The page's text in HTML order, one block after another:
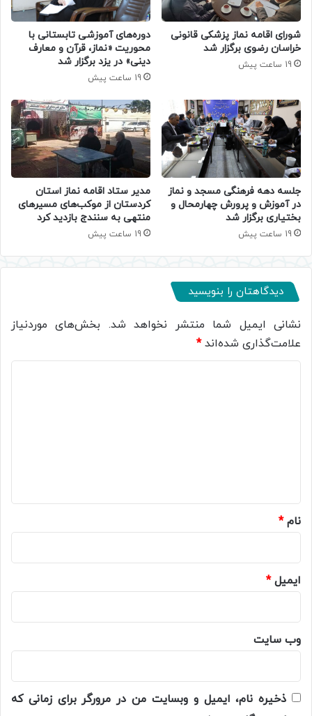
شورای اقامه نماز پزشکی قانونی
خراسان رضوی برگزار شد
19 ساعت پیش
دوره‌های آموزشی تابستانی با
محوریت «نماز، قرآن و معارف
دینی» در یزد برگزار شد
19 ساعت پیش
جلسه دهه فرهنگی مسجد و نماز
در آموزش و پرورش چهارمحال و
بختیاری برگزار شد
19 ساعت پیش
مدیر ستاد اقامه نماز استان
کردستان از موکب‌های مسیرهای
منتهی به سنندج بازدید کرد
19 ساعت پیش
دیدگاهتان را بنویسید
نشانی ایمیل شما منتشر نخواهد شد. بخش‌های موردنیاز
علامت‌گذاری شده‌اند*
نام*
ایمیل*
وب‌ سایت
ذخیره نام، ایمیل و وبسایت من در مرورگر برای زمانی که